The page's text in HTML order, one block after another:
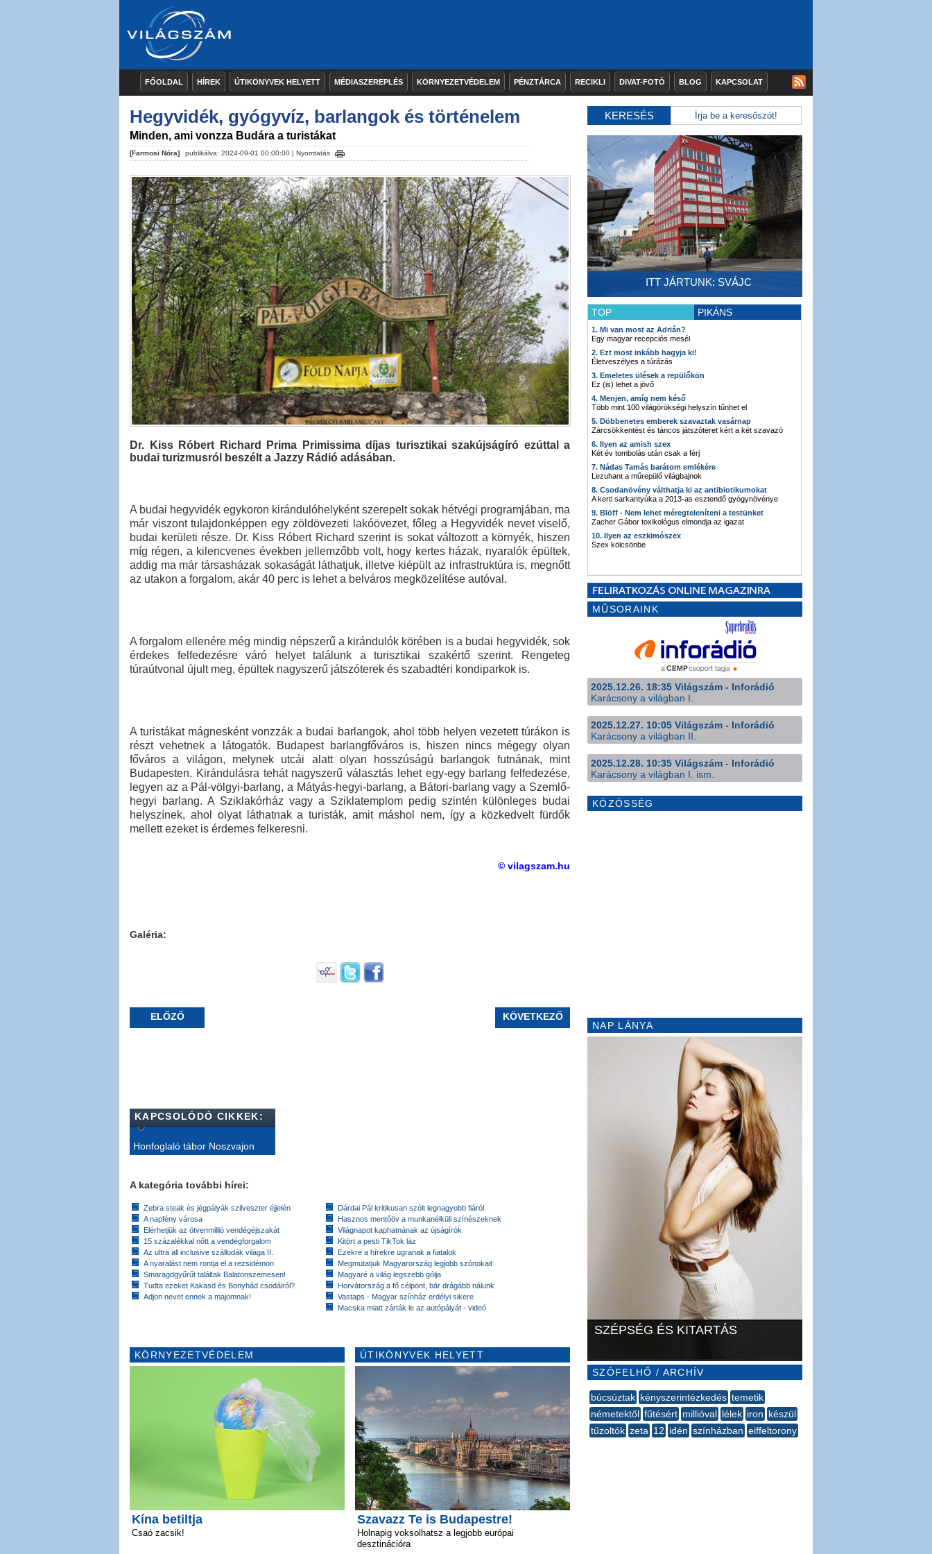
FŐOLDAL HÍREK ÚTIKÖNYVEK HELYETT MÉDIASZEREPLÉS KÖRNYEZETVÉDELEM PÉNZTÁRCA RECIKLI DIVAT-FOTÓ BLOG KAPCSOLAT
Hegyvidék, gyógyvíz, barlangok és történelem
Minden, ami vonzza Budára a turistákat
[Farmosi Nóra] publikálva: 2024-09-01 00:00:00 | Nyomtatás
Dr. Kiss Róbert Richard Prima Primissima díjas turisztikai szakújságíró ezúttal a
budai turizmusról beszélt a Jazzy Rádió adásában.
A budai hegyvidék egykoron kirándulóhelyként szerepelt sokak hétvégi programjában, ma
már viszont tulajdonképpen egy zöldövezeti lakóövezet, főleg a Hegyvidék nevet viselő,
budai kerületi része. Dr. Kiss Róbert Richard szerint is sokat változott a környék, hiszen
míg régen, a kilencvenes években jellemzőbb volt, hogy kertes házak, nyaralók épültek,
addig ma már társasházak sokaságát láthatjuk, illetve kiépült az infrastruktúra is, megnőtt
az utakon a forgalom, akár 40 perc is lehet a belváros megközelítése autóval.
A forgalom ellenére még mindig népszerű a kirándulók körében is a budai hegyvidék, sok
érdekes felfedezésre váró helyet találunk a turisztikai szakértő szerint. Rengeteg
túraútvonal újult meg, épültek nagyszerű játszóterek és szabadtéri kondiparkok is.
A turistákat mágnesként vonzzák a budai barlangok, ahol több helyen vezetett túrákon is
részt vehetnek a látogatók. Budapest barlangfőváros is, hiszen nincs mégegy olyan
főváros a világon, melynek utcái alatt olyan hosszúságú barlangok futnának, mint
Budapesten. Kirándulásra tehát nagyszerű választás lehet egy-egy barlang felfedezése,
legyen az a Pál-völgyi-barlang, a Mátyás-hegyi-barlang, a Bátori-barlang vagy a Szemlő-
hegyi barlang. A Sziklakórház vagy a Sziklatemplom pedig szintén különleges budai
helyszínek, ahol olyat láthatnak a turisták, amit máshol nem, így a közkedvelt fürdők
mellett ezeket is érdemes felkeresni.
© vilagszam.hu
Galéria:
ELŐZŐ KÖVETKEZŐ
KAPCSOLÓDÓ CIKKEK:
Honfoglaló tábor Noszvajon
A kategória további hírei:
Zebra steak és jégpályák szilveszter éjjelén
A napfény városa
Elérhetjük az ötvenmillió vendégéjszakát
15 százalékkal nőtt a vendégforgalom
Az ultra all inclusive szállodák világa II.
A nyaralást nem rontja el a rezsidémon
Smaragdgyűrűt találtak Balatonszemesen!
Tudta ezeket Kakasd és Bonyhád csodáiról?
Adjon nevet ennek a majomnak!
Dárdai Pál kritikusan szólt legnagyobb fiáról
Hasznos mentőöv a munkanélküli színészeknek
Világnapot kaphatnának az újságírók
Kitört a pesti TikTok láz
Ezekre a hírekre ugranak a fiatalok
Megmutatjuk Magyarország legjobb szónokait
Magyaré a világ legszebb gólja
Horvátország a fő célpont, bár drágább nálunk
Vastaps - Magyar színház erdélyi sikere
Macska miatt zárták le az autópályát - videó
KÖRNYEZETVÉDELEM
Kína betiltja
Csaó zacsik!
ÚTIKÖNYVEK HELYETT
Szavazz Te is Budapestre!
Holnapig voksolhatsz a legjobb európai
desztinációra
KERESÉS
ITT JÁRTUNK: SVÁJC
TOP PIKÁNS
1. Mi van most az Adrián?
Egy magyar recepciós mesél
2. Ezt most inkább hagyja ki!
Életveszélyes a túrázás
3. Emeletes ülések a repülőkön
Ez (is) lehet a jövő
4. Menjen, amíg nem késő
Több mint 100 világörökségi helyszín tűnhet el
5. Döbbenetes emberek szavaztak vasárnap
Zárcsökkentést és táncos játszóteret kért a két szavazó
6. Ilyen az amish szex
Két év tombolás után csak a férj
7. Nádas Tamás barátom emlékére
Lezuhant a műrepülő világbajnok
8. Csodanövény válthatja ki az antibiotikumokat
A kerti sarkantyúka a 2013-as esztendő gyógynövénye
9. Blöff - Nem lehet méregteleníteni a testünket
Zacher Gábor toxikológus elmondja az igazat
10. Ilyen az eszkimószex
Szex kölcsönbe
MŰSORAINK
2025.12.26. 18:35 Világszám - Inforádió
Karácsony a világban I.
2025.12.27. 10:05 Világszám - Inforádió
Karácsony a világban II.
2025.12.28. 10:35 Világszám - Inforádió
Karácsony a világban I. ism.
KÖZÖSSÉG
NAP LÁNYA
SZÉPSÉG ÉS KITARTÁS
SZÓFELHŐ / ARCHÍV
búcsúztak kényszerintézkedés temetik
németektől fűtésért millióval lélek iron készül
tűzoltók zeta 12 idén színházban eiffeltorony